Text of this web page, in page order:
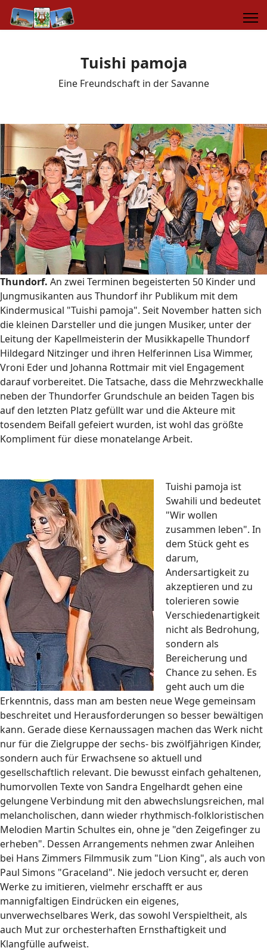
Tuishi pamoja
Eine Freundschaft in der Savanne
Thundorf. An zwei Terminen begeisterten 50 Kinder und
Jungmusikanten aus Thundorf ihr Publikum mit dem
Kindermusical "Tuishi pamoja". Seit November hatten sich
die kleinen Darsteller und die jungen Musiker, unter der
Leitung der Kapellmeisterin der Musikkapelle Thundorf
Hildegard Nitzinger und ihren Helferinnen Lisa Wimmer,
Vroni Eder und Johanna Rottmair mit viel Engagement
darauf vorbereitet. Die Tatsache, dass die Mehrzweckhalle
neben der Thundorfer Grundschule an beiden Tagen bis
auf den letzten Platz gefüllt war und die Akteure mit
tosendem Beifall gefeiert wurden, ist wohl das größte
Kompliment für diese monatelange Arbeit.
Tuishi pamoja ist
Swahili und bedeutet
"Wir wollen
zusammen leben". In
dem Stück geht es
darum,
Andersartigkeit zu
akzeptieren und zu
tolerieren sowie
Verschiedenartigkeit
nicht als Bedrohung,
sondern als
Bereicherung und
Chance zu sehen. Es
geht auch um die
Erkenntnis, dass man am besten neue Wege gemeinsam
beschreitet und Herausforderungen so besser bewältigen
kann. Gerade diese Kernaussagen machen das Werk nicht
nur für die Zielgruppe der sechs- bis zwölfjährigen Kinder,
sondern auch für Erwachsene so aktuell und
gesellschaftlich relevant. Die bewusst einfach gehaltenen,
humorvollen Texte von Sandra Engelhardt gehen eine
gelungene Verbindung mit den abwechslungsreichen, mal
melancholischen, dann wieder rhythmisch-folkloristischen
Melodien Martin Schultes ein, ohne je "den Zeigefinger zu
erheben". Dessen Arrangements nehmen zwar Anleihen
bei Hans Zimmers Filmmusik zum "Lion King", als auch von
Paul Simons "Graceland". Nie jedoch versucht er, deren
Werke zu imitieren, vielmehr erschafft er aus
mannigfaltigen Eindrücken ein eigenes,
unverwechselbares Werk, das sowohl Verspieltheit, als
auch Mut zur orchesterhaften Ernsthaftigkeit und
Klangfülle aufweist.